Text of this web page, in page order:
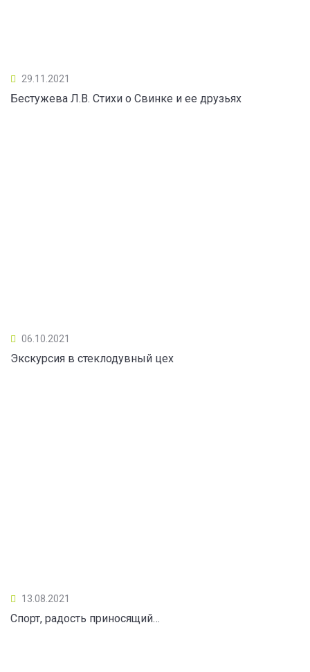
29.11.2021
Бестужева Л.В. Стихи о Свинке и ее друзьях
06.10.2021
Экскурсия в стеклодувный цех
13.08.2021
Спорт, радость приносящий…